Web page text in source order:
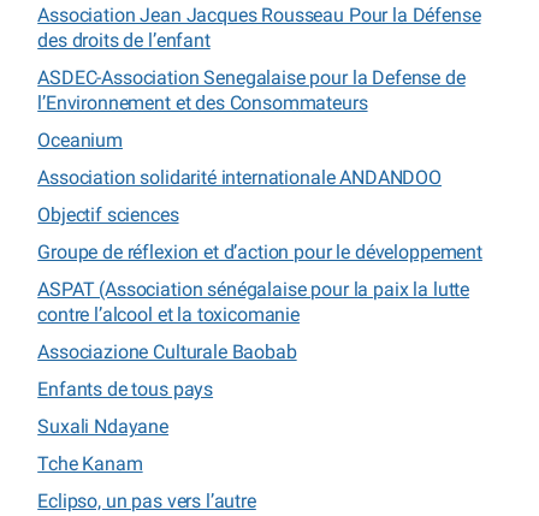
Association Jean Jacques Rousseau Pour la Défense
des droits de l’enfant
ASDEC-Association Senegalaise pour la Defense de
l’Environnement et des Consommateurs
Oceanium
Association solidarité internationale ANDANDOO
Objectif sciences
Groupe de réflexion et d’action pour le développement
ASPAT (Association sénégalaise pour la paix la lutte
contre l’alcool et la toxicomanie
Associazione Culturale Baobab
Enfants de tous pays
Suxali Ndayane
Tche Kanam
Eclipso, un pas vers l’autre